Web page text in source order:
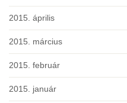
2015. április
2015. március
2015. február
2015. január